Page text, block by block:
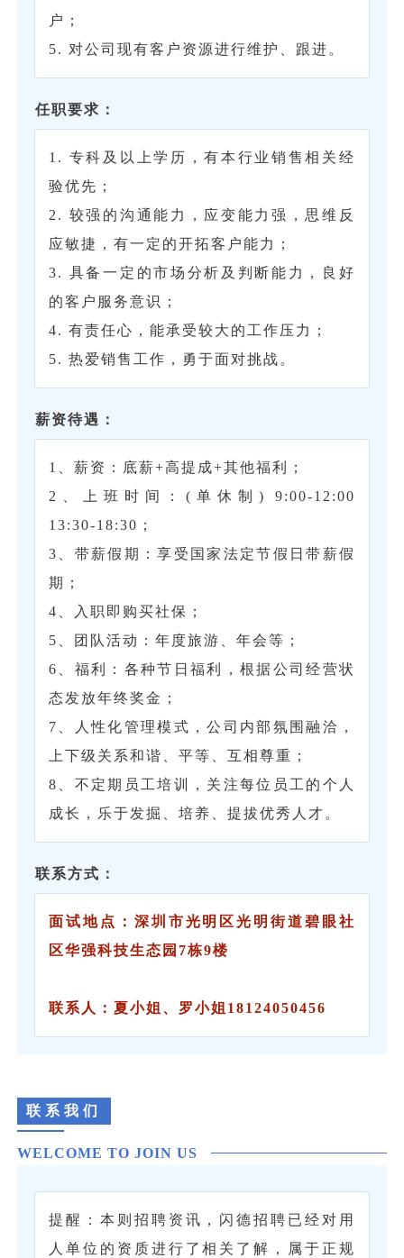
户；
5. 对公司现有客户资源进行维护、跟进。
任职要求：
1. 专科及以上学历，有本行业销售相关经
验优先；
2. 较强的沟通能力，应变能力强，思维反
应敏捷，有一定的开拓客户能力；
3. 具备一定的市场分析及判断能力，良好
的客户服务意识；
4. 有责任心，能承受较大的工作压力；
5. 热爱销售工作，勇于面对挑战。
薪资待遇：
1、薪资：底薪+高提成+其他福利；
2、上班时间：(单休制) 9:00-12:00
13:30-18:30；
3、带薪假期：享受国家法定节假日带薪假
期；
4、入职即购买社保；
5、团队活动：年度旅游、年会等；
6、福利：各种节日福利，根据公司经营状
态发放年终奖金；
7、人性化管理模式，公司内部氛围融洽，
上下级关系和谐、平等、互相尊重；
8、不定期员工培训，关注每位员工的个人
成长，乐于发掘、培养、提拔优秀人才。
联系方式：
面试地点：深圳市光明区光明街道碧眼社
区华强科技生态园7栋9楼
联系人：夏小姐、罗小姐18124050456
联系我们
WELCOME TO JOIN US
提醒：本则招聘资讯，闪德招聘已经对用
人单位的资质进行了相关了解，属于正规